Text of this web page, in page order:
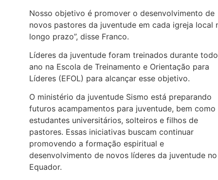
Nosso objetivo é promover o desenvolvimento de
novos pastores da juventude em cada igreja local
longo prazo”, disse Franco.
Líderes da juventude foram treinados durante
ano na Escola de Treinamento e Orientação para
Líderes (EFOL) para alcançar esse objetivo.
O ministério da juventude Sismo está preparando
futuros acampamentos para juventude, bem como
estudantes universitários, solteiros e filhos de
pastores. Essas iniciativas buscam continuar
promovendo a formação espiritual e
desenvolvimento de novos líderes da juventude no
Equador.